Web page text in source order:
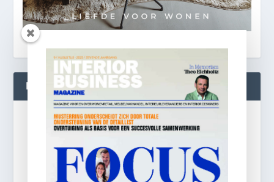
BLIJF OP DE HOOGTE!
Gratis
e-mail nieuwsbrief!
Laat je e-mailadres achter en ontvang dagelijks
ontbijtnieuws in je mailbox.